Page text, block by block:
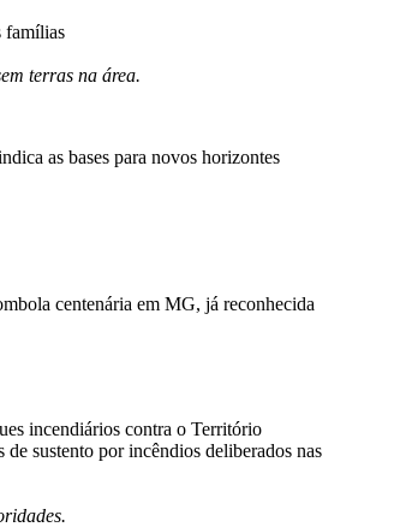
famílias
terras na área.
as bases para novos horizontes
centenária em MG, já reconhecida
incendiários contra o Território
sustento por incêndios deliberados nas